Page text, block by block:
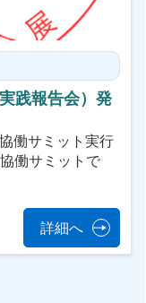
践報告会）発
働サミット実行
働サミットで
詳細へ